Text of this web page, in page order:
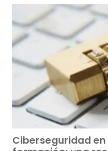
Ciberseguridad